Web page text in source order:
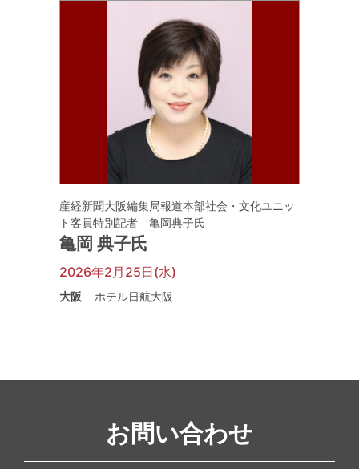
産経新聞大阪編集局報道本部社会・文化ユニッ
ト客員特別記者 亀岡典子氏
亀岡 典子氏
2026年2月25日(水)
大阪 ホテル日航大阪
お問い合わせ